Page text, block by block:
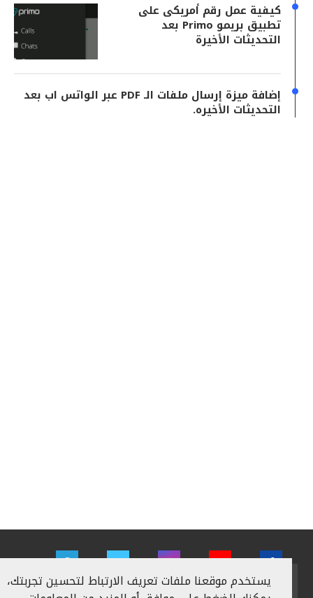
كيفية عمل رقم أمريكى على
تطبيق بريمو Primo بعد
التحديثات الأخيرة
إضافة ميزة إرسال ملفات الـ PDF عبر الواتس اب بعد
التحديثات الأخيره.
يستخدم موقعنا ملفات تعريف الارتباط لتحسين تجربتك،